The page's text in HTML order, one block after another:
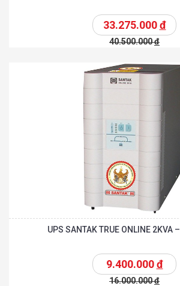
33.275.000đ
40.500.000đ
UPS SANTAK TRUE ONLINE 2KVA
9.400.000đ
16.000.000đ